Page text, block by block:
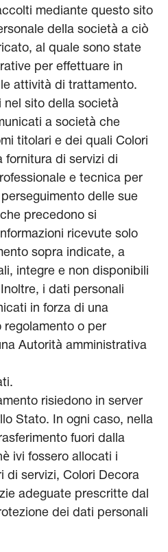
mediante questo sito
della società a ciò
al quale sono state
per effettuare in
attività di trattamento.
nel sito della società
a società che
titolari e dei quali Colori
fornitura di servizi di
e tecnica per
delle sue
precedono si
ricevute solo
sopra indicate, a
integre e non disponibili
i dati personali
in forza di una
regolamento o per
Autorità amministrativa
risiedono in server
Stato. In ogni caso, nella
fuori dalla
ivi fossero allocati i
di servizi, Colori Decora
adeguate prescritte dal
dei dati personali